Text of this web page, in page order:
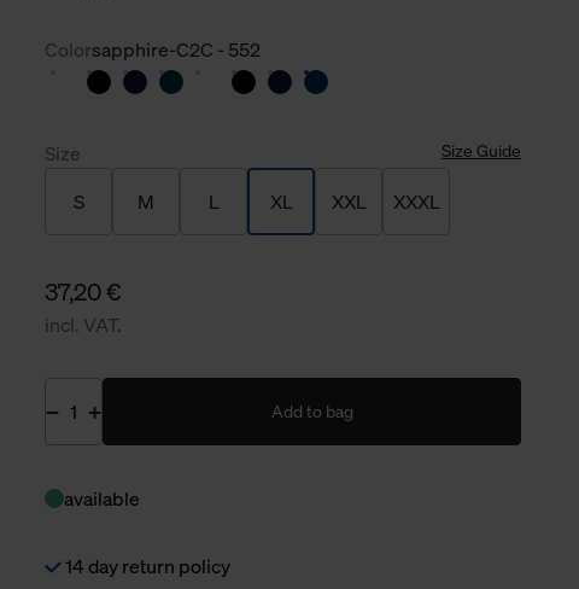
Colorsapphire-C2C - 552
Size Size Guide
S M L XL XXL XXXL
37,20 €
incl. VAT.
Add to bag
available
14 day return policy